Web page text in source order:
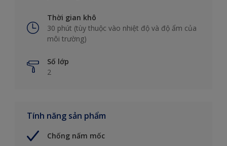
Thời gian khô
30 phút (tùy thuộc vào nhiệt độ và độ ẩm của
môi trường)
Số lớp
2
Tính năng sản phẩm
Chống nấm mốc